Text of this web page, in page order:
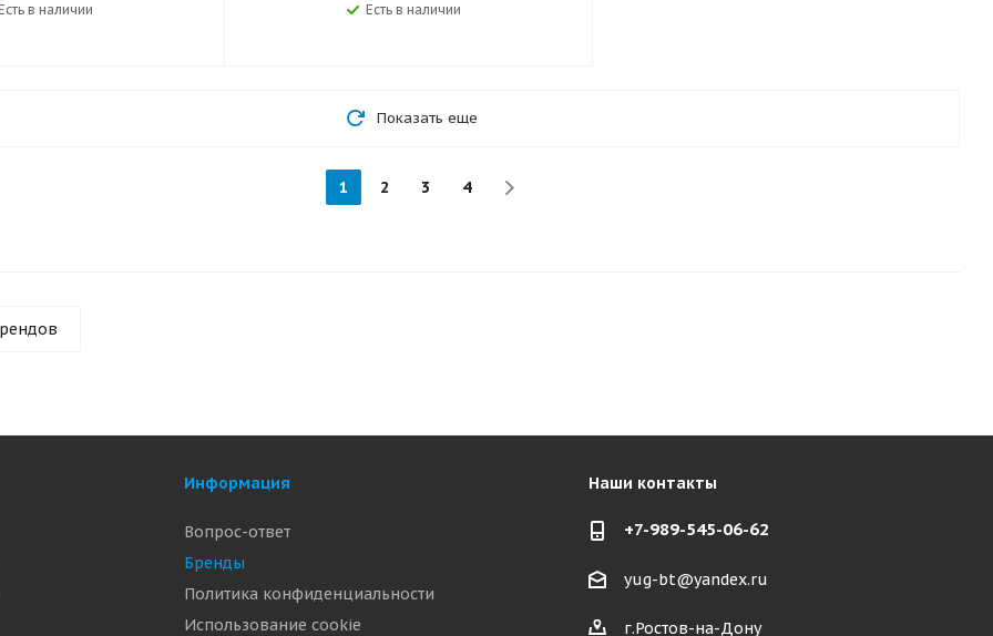
в наличии Есть в наличии
Показать еще
1 2 3 4
Информация
Вопрос-ответ
Бренды
Политика конфиденциальности
Использование cookie
Наши контакты
+7-989-545-06-62
yug-bt@yandex.ru
г.Ростов-на-Дону